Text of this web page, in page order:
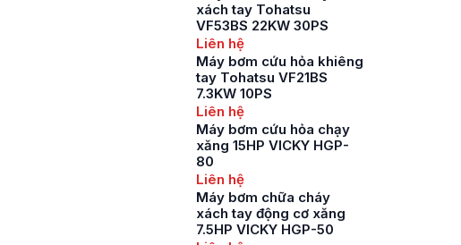
xách tay Tohatsu
VF53BS 22KW 30PS
Liên hệ
Máy bơm cứu hỏa khiêng
tay Tohatsu VF21BS
7.3KW 10PS
Liên hệ
Máy bơm cứu hỏa chạy
xăng 15HP VICKY HGP-
80
Liên hệ
Máy bơm chữa cháy
xách tay động cơ xăng
7.5HP VICKY HGP-50